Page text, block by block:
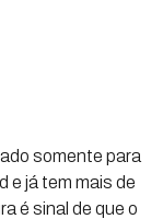
somente para
e já tem mais de
é sinal de que o